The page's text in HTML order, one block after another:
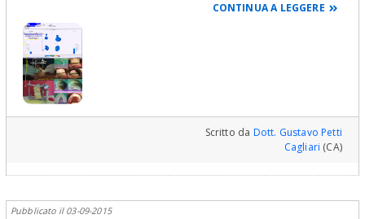
CONTINUA A LEGGERE
Scritto da Dott. Gustavo Petti
Cagliari (CA)
Pubblicato il 03-09-2015